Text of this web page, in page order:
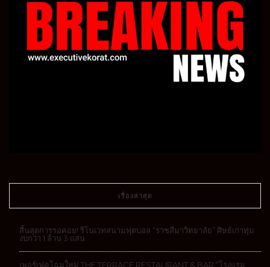
เรื่องล่าสุด
สิ้นสุดการรอคอย! รีโนเวทสนามฟุตบอล “ราชสีมาวิทยาลัย” ศิษย์เก่าทุ่ม
งบกว่า 1 ล้าน 3 แสน
เพอร์เฟคโฉมใหม่ THE TERRACE RESTAURANT & BAR “โรงแรม